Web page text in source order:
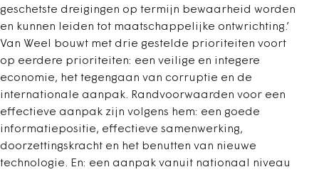
geschetste dreigingen op termijn bewaarheid worden
en kunnen leiden tot maatschappelijke ontwrichting.’
Van Weel bouwt met drie gestelde prioriteiten voort
op eerdere prioriteiten: een veilige en integere
economie, het tegengaan van corruptie en de
internationale aanpak. Randvoorwaarden voor een
effectieve aanpak zijn volgens hem: een goede
informatiepositie, effectieve samenwerking,
doorzettingskracht en het benutten van nieuwe
technologie. En: een aanpak vanuit nationaal niveau